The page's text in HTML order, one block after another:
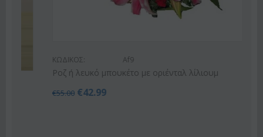
ΚΩΔΙΚΟΣ:
Ροζ ή λευκό μπουκέτο με οριένταλ λίλιουμ
€42.99